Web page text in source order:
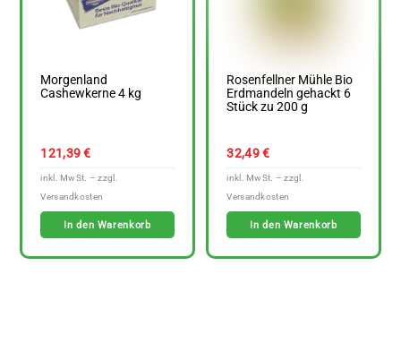
Morgenland
Cashewkerne 4 kg
121,39€
In den Warenkorb
Rosenfellner Mühle Bio
Erdmandeln gehackt 6
Stück zu 200 g
32,49€
In den Warenkorb